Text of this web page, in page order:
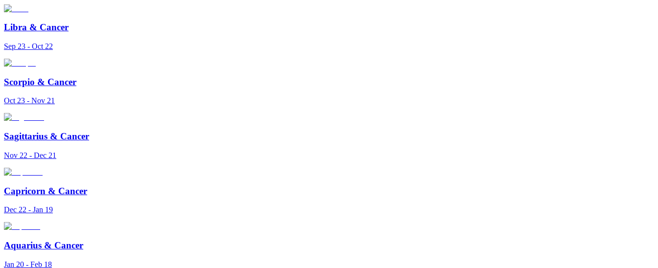
Libra & Cancer
Sep 23 - Oct 22
Scorpio & Cancer
Oct 23 - Nov 21
Sagittarius & Cancer
Nov 22 - Dec 21
Capricorn & Cancer
Dec 22 - Jan 19
Aquarius & Cancer
Jan 20 - Feb 18